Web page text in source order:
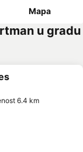
Mapa
u gradu
6.4 km